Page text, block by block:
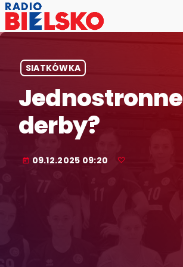
SIATKÓWKA
Jednostronne
derby?
today 09.12.2025 09:20